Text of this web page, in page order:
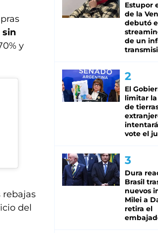
sin
y
rebajas
del
Estupor
de la
debutó
de un
El
limitar
de
vote el
Dura
Brasil
nuevos
Milei a
retira el